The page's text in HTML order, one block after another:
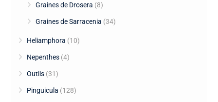
Graines de Drosera (8)
Graines de Sarracenia (34)
Heliamphora (10)
Nepenthes (4)
Outils (31)
Pinguicula (128)